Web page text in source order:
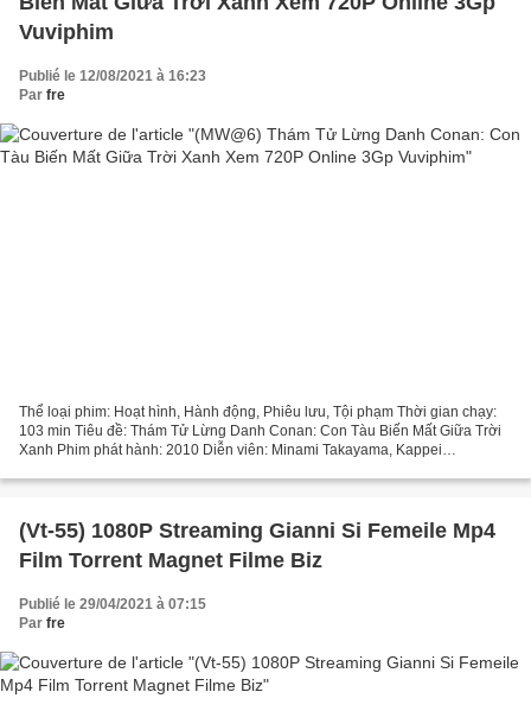
Vuviphim
Publié le 12/08/2021 à 16:23
Par fre
Thể loại phim: Hoạt hình, Hành động, Phiêu lưu, Tội phạm Thời gian chạy:
103 min Tiêu đề: Thám Tử Lừng Danh Conan: Con Tàu Biến Mất Giữa Trời
Xanh Phim phát hành: 2010 Diễn viên: Minami Takayama, Kappei
(Vt-55) 1080P Streaming Gianni Si Femeile Mp4
Film Torrent Magnet Filme Biz
Publié le 29/04/2021 à 07:15
Par fre